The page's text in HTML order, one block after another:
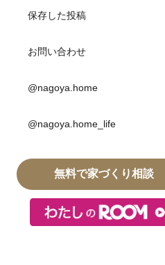
保存した投稿
お問い合わせ
@nagoya.home
@nagoya.home_life
無料で家づくり相談